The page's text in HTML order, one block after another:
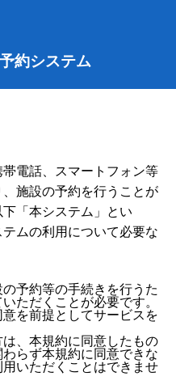
約システム
電話、スマートフォン等
施設の予約を行うことが
「本システム」とい
ムの利用について必要な
予約等の手続きを行うた
ただくことが必要です。
を前提としてサービスを
、本規約に同意したもの
らず本規約に同意できな
いただくことはできませ